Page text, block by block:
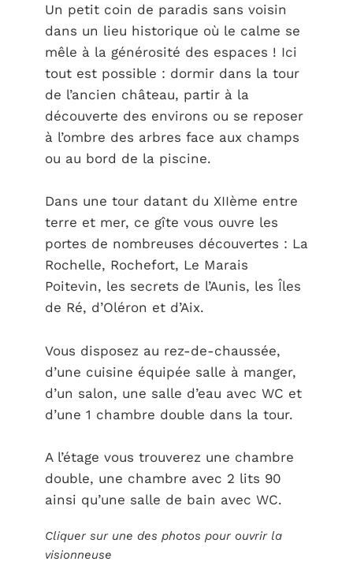
Un petit coin de paradis sans voisin
dans un lieu historique où le calme se
mêle à la générosité des espaces ! Ici
tout est possible : dormir dans la tour
de l’ancien château, partir à la
découverte des environs ou se reposer
à l’ombre des arbres face aux champs
ou au bord de la piscine.
Dans une tour datant du XIIème entre
terre et mer, ce gîte vous ouvre les
portes de nombreuses découvertes : La
Rochelle, Rochefort, Le Marais
Poitevin, les secrets de l’Aunis, les Îles
de Ré, d’Oléron et d’Aix.
Vous disposez au rez-de-chaussée,
d’une cuisine équipée salle à manger,
d’un salon, une salle d’eau avec WC et
d’une 1 chambre double dans la tour.
A l’étage vous trouverez une chambre
double, une chambre avec 2 lits 90
ainsi qu’une salle de bain avec WC.
Cliquer sur une des photos pour ouvrir la
visionneuse